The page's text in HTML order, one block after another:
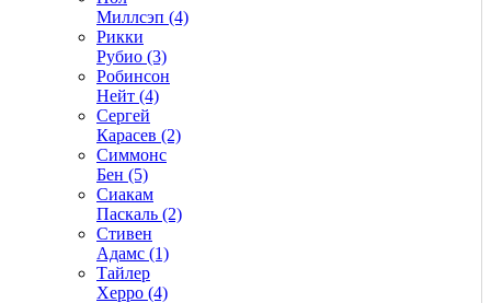
Миллсэп (4)
Рикки
Рубио (3)
Робинсон
Нейт (4)
Сергей
Карасев (2)
Симмонс
Бен (5)
Сиакам
Паскаль (2)
Стивен
Адамс (1)
Тайлер
Херро (4)